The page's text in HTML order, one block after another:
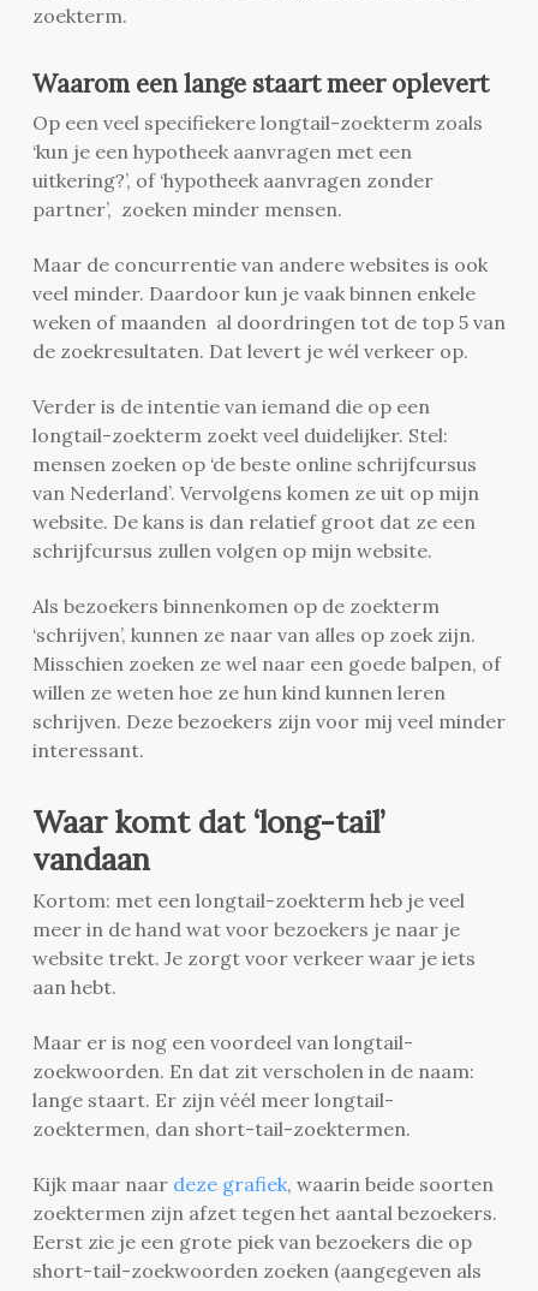
zoekterm.
Waarom een lange staart meer oplevert
Op een veel specifiekere longtail-zoekterm zoals
‘kun je een hypotheek aanvragen met een
uitkering?’, of ‘hypotheek aanvragen zonder
partner’, zoeken minder mensen.
Maar de concurrentie van andere websites is ook
veel minder. Daardoor kun je vaak binnen enkele
weken of maanden al doordringen tot de top 5 van
de zoekresultaten. Dat levert je wél verkeer op.
Verder is de intentie van iemand die op een
longtail-zoekterm zoekt veel duidelijker. Stel:
mensen zoeken op ‘de beste online schrijfcursus
van Nederland’. Vervolgens komen ze uit op mijn
website. De kans is dan relatief groot dat ze een
schrijfcursus zullen volgen op mijn website.
Als bezoekers binnenkomen op de zoekterm
‘schrijven’, kunnen ze naar van alles op zoek zijn.
Misschien zoeken ze wel naar een goede balpen, of
willen ze weten hoe ze hun kind kunnen leren
schrijven. Deze bezoekers zijn voor mij veel minder
interessant.
Waar komt dat ‘long-tail’
vandaan
Kortom: met een longtail-zoekterm heb je veel
meer in de hand wat voor bezoekers je naar je
website trekt. Je zorgt voor verkeer waar je iets
aan hebt.
Maar er is nog een voordeel van longtail-
zoekwoorden. En dat zit verscholen in de naam:
lange staart. Er zijn véél meer longtail-
zoektermen, dan short-tail-zoektermen.
Kijk maar naar deze grafiek, waarin beide soorten
zoektermen zijn afzet tegen het aantal bezoekers.
Eerst zie je een grote piek van bezoekers die op
short-tail-zoekwoorden zoeken (aangegeven als